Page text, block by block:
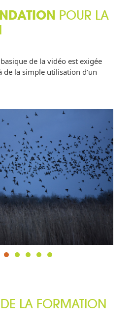
POUR LA
de la vidéo est exigée
de la simple utilisation d’un
DE LA FORMATION